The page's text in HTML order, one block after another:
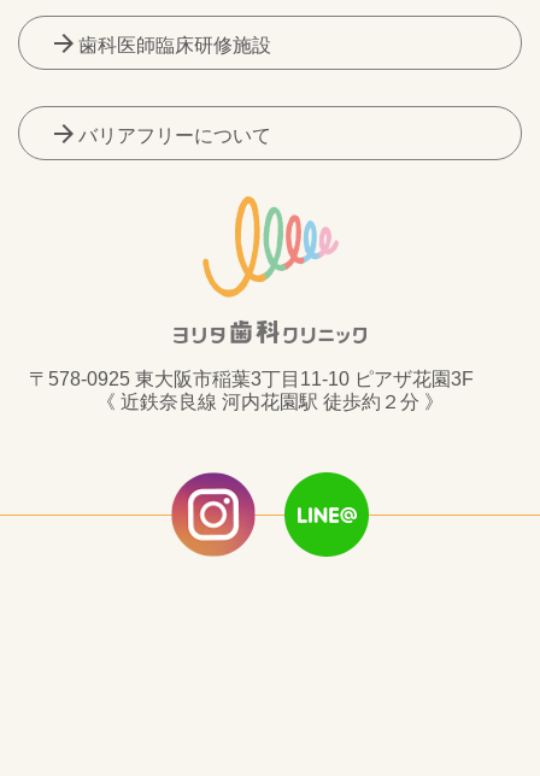
arrow_forward 歯科医師臨床研修施設
arrow_forward バリアフリーについて
〒578-0925 東大阪市稲葉3丁目11-10 ピアザ花園3F
《 近鉄奈良線 河内花園駅 徒歩約２分 》